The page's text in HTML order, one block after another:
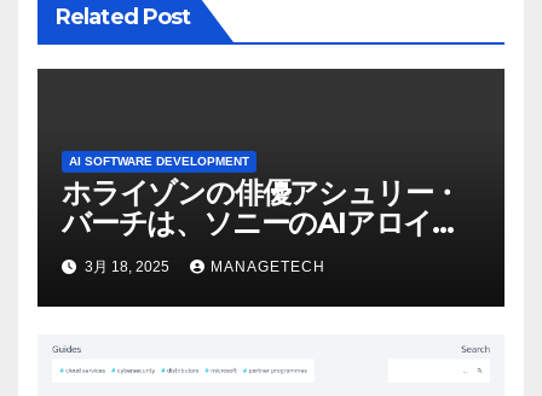
ン
Related Post
AI SOFTWARE DEVELOPMENT
ホライゾンの俳優アシュリー・
バーチは、ソニーのAIアロイの
ビデオを見て「ゲームパフォー
マンスという芸術形式に不安を
感じた」と語る – IGN
3月 18, 2025 MANAGETECH